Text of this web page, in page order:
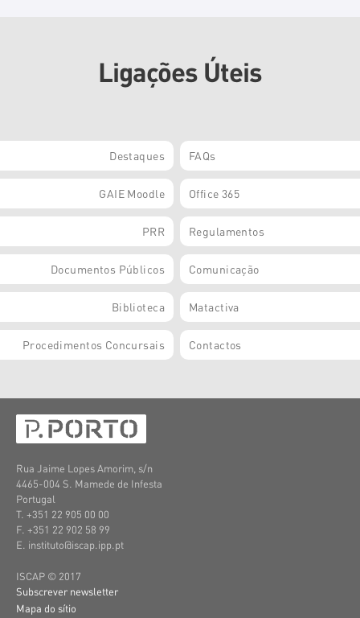
Ligações Úteis
Destaques FAQs
GAIE Moodle Office 365
PRR Regulamentos
Documentos Públicos Comunicação
Biblioteca Matactiva
Procedimentos Concursais Contactos
Rua Jaime Lopes Amorim, s/n
4465-004 S. Mamede de Infesta
Portugal
T. +351 22 905 00 00
F. +351 22 902 58 99
E. instituto@iscap.ipp.pt
ISCAP © 2017
Subscrever newsletter
Mapa do sítio